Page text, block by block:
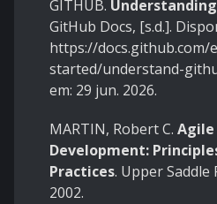
GITHUB.
GitHub Docs, [s.d.].
https://docs.github.com/
started/understand-
em: 29 jun. 2026.
MARTIN, Robert C.
Development:
Practices. Upper Saddle
2002.